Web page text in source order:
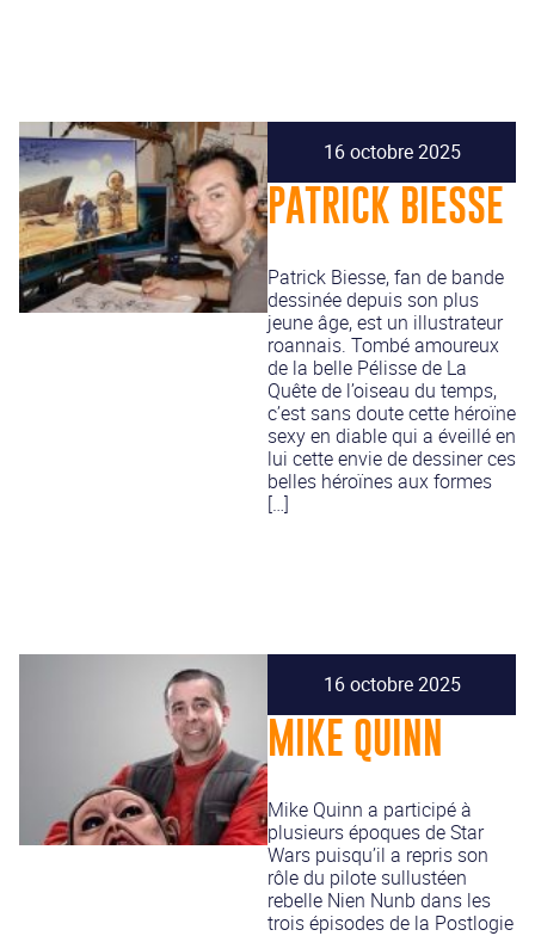
16 octobre 2025
PATRICK BIESSE
Patrick Biesse, fan de bande
dessinée depuis son plus
jeune âge, est un illustrateur
roannais. Tombé amoureux
de la belle Pélisse de La
Quête de l’oiseau du temps,
c’est sans doute cette héroïne
sexy en diable qui a éveillé en
lui cette envie de dessiner ces
belles héroïnes aux formes
[…]
16 octobre 2025
MIKE QUINN
Mike Quinn a participé à
plusieurs époques de Star
Wars puisqu’il a repris son
rôle du pilote sullustéen
rebelle Nien Nunb dans les
trois épisodes de la Postlogie